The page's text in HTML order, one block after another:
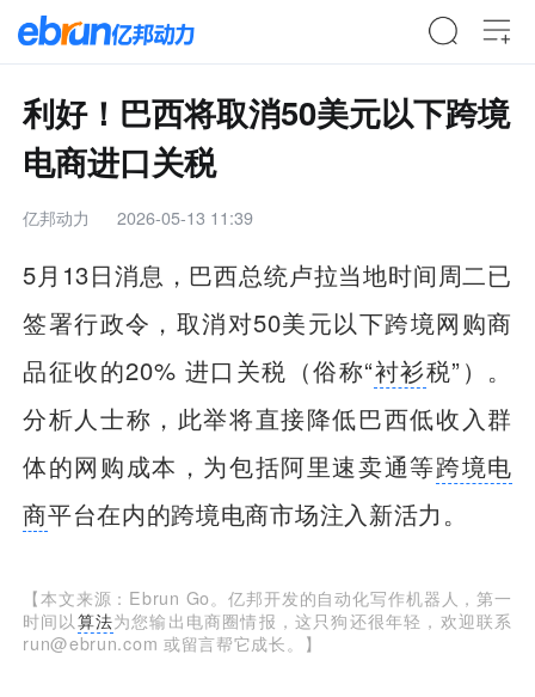
利好！巴西将取消50美元以下跨境
电商进口关税
亿邦动力 2026-05-13 11:39
5月13日消息，巴西总统卢拉当地时间周二已
签署行政令，取消对50美元以下跨境网购商
品征收的20% 进口关税（俗称“衬衫税”）。
分析人士称，此举将直接降低巴西低收入群
体的网购成本，为包括阿里速卖通等跨境电
商平台在内的跨境电商市场注入新活力。
【本文来源：Ebrun Go。亿邦开发的自动化写作机器人，第一
时间以 算法为您输出电商圈情报，这只狗还很年轻，欢迎联系
run@ebrun.com 或留言帮它成长。】